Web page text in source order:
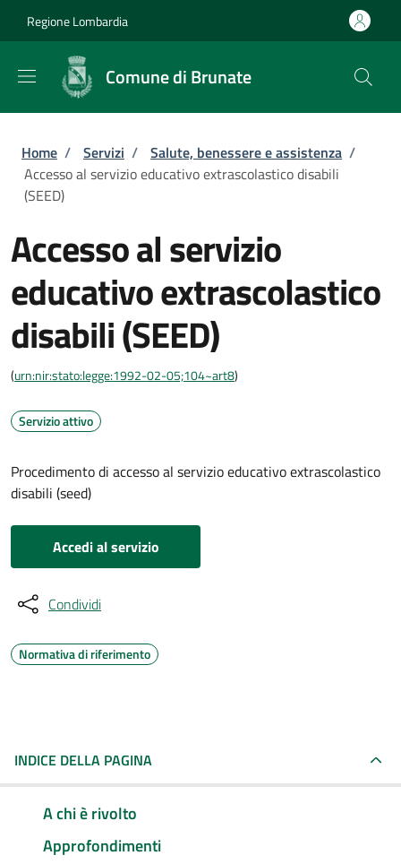
Regione Lombardia
Comune di Brunate
Briciole di pane
Home / Servizi / Salute, benessere e assistenza /
Accesso al servizio educativo extrascolastico disabili
(SEED)
Accesso al servizio
educativo extrascolastico
disabili (SEED)
(urn:nir:stato:legge:1992-02-05;104~art8)
Servizio attivo
Procedimento di accesso al servizio educativo extrascolastico
disabili (seed)
Accedi al servizio
Condividi
Normativa di riferimento
INDICE DELLA PAGINA
A chi è rivolto
Approfondimenti